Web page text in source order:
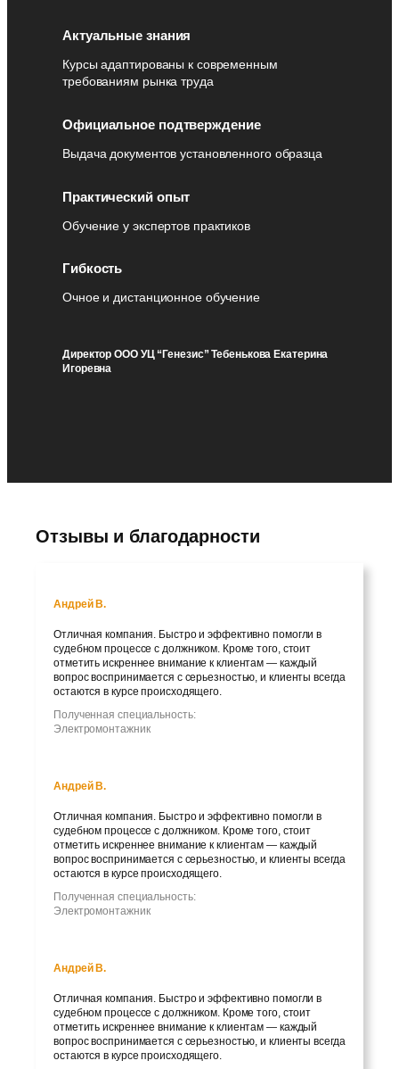
Актуальные знания
Курсы адаптированы к современным
требованиям рынка труда
Официальное подтверждение
Выдача документов установленного образца
Практический опыт
Обучение у экспертов практиков
Гибкость
Очное и дистанционное обучение
Директор ООО УЦ “Генезис” Тебенькова Екатерина
Игоревна
Отзывы и благодарности
Андрей В.
Отличная компания. Быстро и эффективно помогли в
судебном процессе с должником. Кроме того, стоит
отметить искреннее внимание к клиентам — каждый
вопрос воспринимается с серьезностью, и клиенты всегда
остаются в курсе происходящего.
Полученная специальность:
Электромонтажник
Андрей В.
Отличная компания. Быстро и эффективно помогли в
судебном процессе с должником. Кроме того, стоит
отметить искреннее внимание к клиентам — каждый
вопрос воспринимается с серьезностью, и клиенты всегда
остаются в курсе происходящего.
Полученная специальность:
Электромонтажник
Андрей В.
Отличная компания. Быстро и эффективно помогли в
судебном процессе с должником. Кроме того, стоит
отметить искреннее внимание к клиентам — каждый
вопрос воспринимается с серьезностью, и клиенты всегда
остаются в курсе происходящего.